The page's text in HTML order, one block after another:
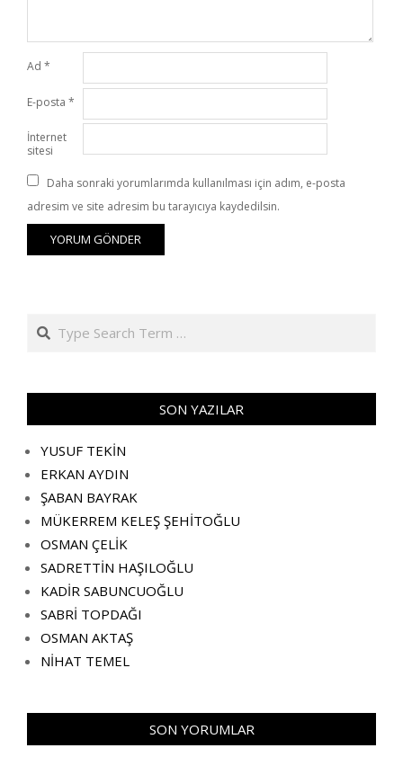
Ad *
E-posta *
İnternet
sitesi
Daha sonraki yorumlarımda kullanılması için adım, e-posta
adresim ve site adresim bu tarayıcıya kaydedilsin.
Search
SON YAZILAR
YUSUF TEKİN
ERKAN AYDIN
ŞABAN BAYRAK
MÜKERREM KELEŞ ŞEHİTOĞLU
OSMAN ÇELİK
SADRETTİN HAŞILOĞLU
KADİR SABUNCUOĞLU
SABRİ TOPDAĞI
OSMAN AKTAŞ
NİHAT TEMEL
SON YORUMLAR